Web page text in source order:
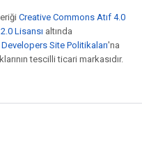
Creative Commons Atıf 4.0
Lisansı altında
Site Politikaları'na
tescilli ticari markasıdır.